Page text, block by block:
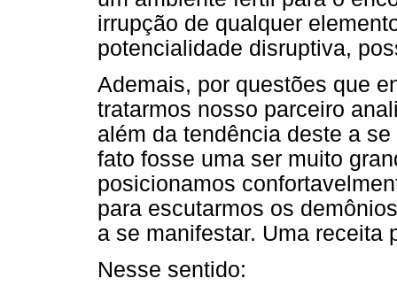
irrupção de qualquer
potencialidade disruptiva,
Ademais, por questões que
tratarmos nosso parceiro
além da tendência deste a
fato fosse uma ser muito
posicionamos
para escutarmos os
a se manifestar. Uma receita
Nesse sentido: